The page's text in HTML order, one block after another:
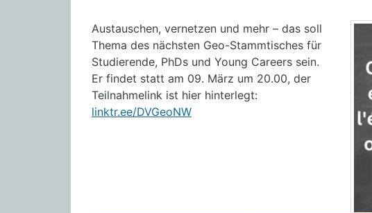
Austauschen, vernetzen und mehr – das soll
Thema des nächsten Geo-Stammtisches für
Studierende, PhDs und Young Careers sein.
Er findet statt am 09. März um 20.00, der
Teilnahmelink ist hier hinterlegt:
linktr.ee/DVGeoNW